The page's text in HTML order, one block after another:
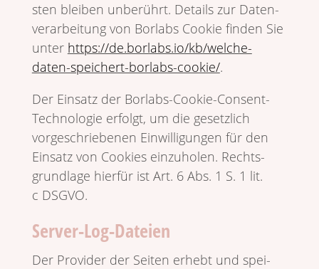
sten bleiben unbe­rührt. Details zur Daten­
ver­ar­bei­tung von Borlabs Cookie finden Sie
unter https://de.borlabs.io/kb/welche-
daten-speichert-borlabs-cookie/.
Der Einsatz der Borlabs-Cookie-Consent-
Tech­no­logie erfolgt, um die gesetz­lich
vorge­schrie­benen Einwil­li­gungen für den
Einsatz von Cookies einzu­holen. Rechts­
grund­lage hierfür ist Art. 6 Abs. 1 S. 1 lit.
c DSGVO.
Server-Log-Dateien
Der Provider der Seiten erhebt und spei­